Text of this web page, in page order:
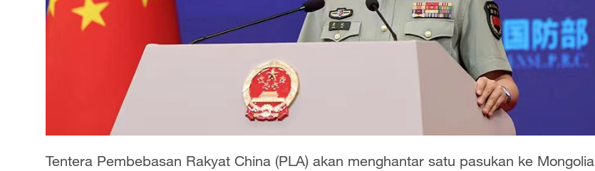
Tentera Pembebasan Rakyat China (PLA) akan menghantar satu pasukan ke Mongolia